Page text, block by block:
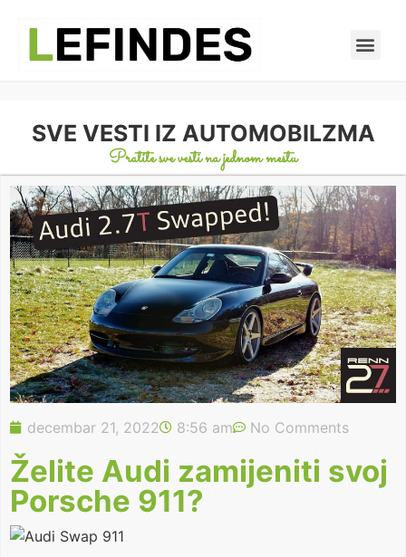
SVE VESTI IZ AUTOMOBILZMA
Pratite sve vesti na jednom mestu
decembar 21, 2022 8:56 am No Comments
Želite Audi zamijeniti svoj
Porsche 911?